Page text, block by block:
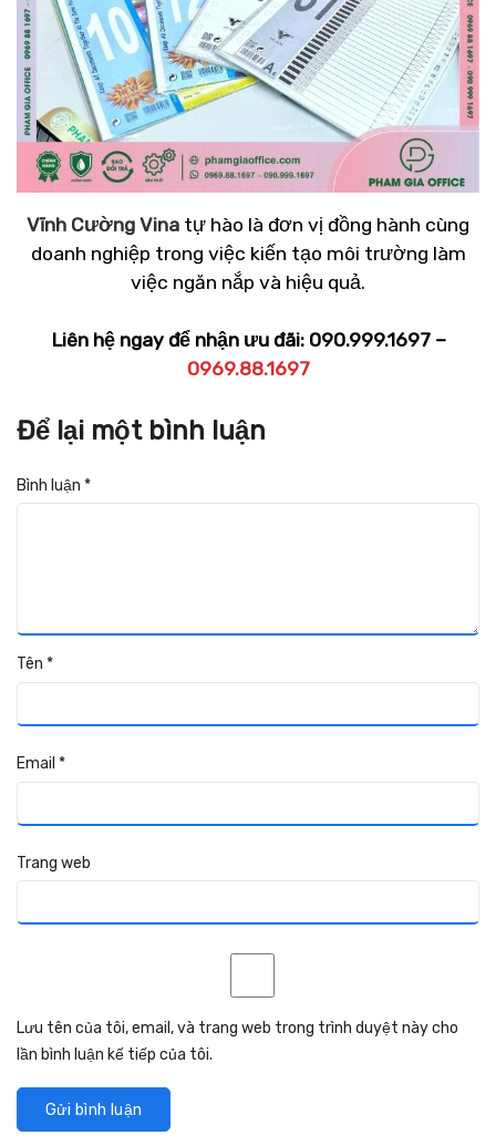
Vĩnh Cường Vina tự hào là đơn vị đồng hành cùng
doanh nghiệp trong việc kiến tạo môi trường làm
việc ngăn nắp và hiệu quả.
Liên hệ ngay để nhận ưu đãi: 090.999.1697 –
0969.88.1697
Để lại một bình luận
Bình luận *
Tên *
Email *
Trang web
Lưu tên của tôi, email, và trang web trong trình duyệt này cho
lần bình luận kế tiếp của tôi.